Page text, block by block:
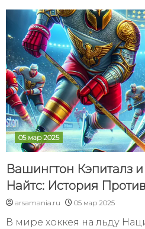
05 мар 2025
Вашингтон Кэпиталз
Найтс: История
arsamania.ru 05 мар 2025
В мире хоккея на льду